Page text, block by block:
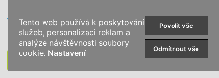
KATEGÓRIE
Tento web používá k poskytování
služeb, personalizaci reklam a
analýze návštěvnosti soubory
cookie. Nastavení
Povolit vše
Odmítnout vše